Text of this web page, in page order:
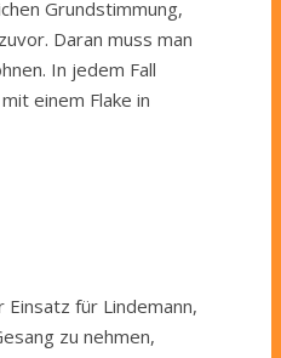
Grundstimmung,
Daran muss man
In jedem Fall
einem Flake in
für Lindemann,
zu nehmen,